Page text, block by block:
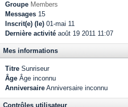
Groupe Members
Messages 15
Inscrit(e) (le) 01-mai 11
Dernière activité août 19 2011 11:07
Mes informations
Titre Sunriseur
Âge Âge inconnu
Anniversaire Anniversaire inconnu
Contrôles utilisateur